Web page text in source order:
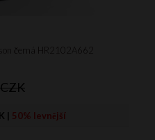
černá HR2102A662
| 50% levnější